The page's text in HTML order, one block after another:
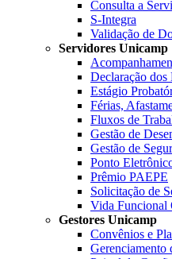
Consulta a
S-Integra
Validação de
Servidores Unicamp
Declaração dos
Estágio
Férias,
Fluxos de
Gestão de
Gestão de
Ponto
Prêmio PAEPE
Solicitação de
Vida Funcional
Gestores Unicamp
Convênios e
Gerenciamento